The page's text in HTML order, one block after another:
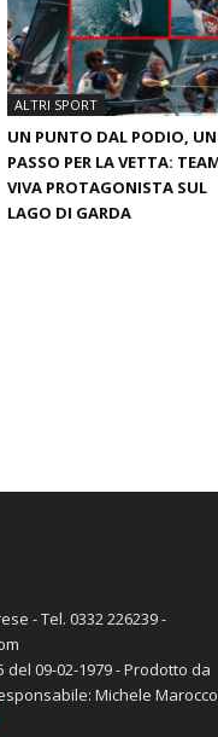
ALTRI SPORT
UN PUNTO DAL PODIO, UN
PASSO PER LA VETTA:
VIVA PROTAGONISTA SUL
LAGO DI GARDA
- Tel. 0332 226239 -
09-02-1979 - Prodotto da
Michele